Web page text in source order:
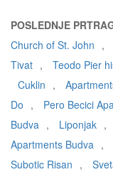
POSLEDNJE
Church of St. John ,
Tivat , Teodo Pier
Cuklin ,
Do , Pero Becici
Budva , Liponjak ,
Apartments Budva ,
Subotic Risan ,